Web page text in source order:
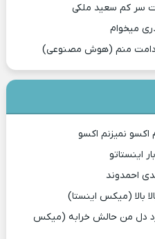
سر کم سعید ملکی
میخوام
دامت منم (هوش مصنوعی)
اکسو نمیزنم اکسو
اینستاتو
احمدوند
بالا (میکس اینستا)
دل من حالش خرابه (میکس